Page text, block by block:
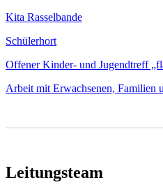
Kita Rasselbande
Schülerhort
Offener Kinder- und Jugendtreff
Arbeit mit Erwachsenen, Familien
Leitungsteam